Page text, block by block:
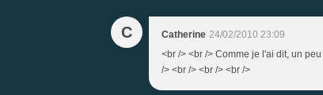
C Catherine 24/02/2010 23:09
<br /> <br /> Comme je l'ai dit, un
/> <br /> <br /> <br />